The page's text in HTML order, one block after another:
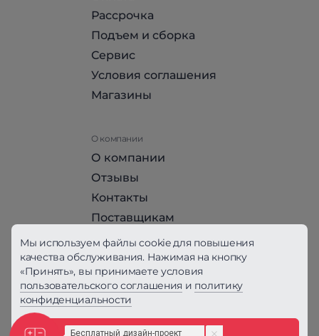
Рассрочка
Подъем и сборка
Сервис
Условия соглашения
Магазины
О компании
О компании
Отзывы
Контакты
Поставщикам
Стать партнером HomeHit
Политика конфиденциальности
Вся информация на сайте, за исключением
офертой, определяемой положениями ст. 437
Мы используем файлы cookie для повышения
качества обслуживания. Нажимая на кнопку
«Принять», вы принимаете условия
пользовательского соглашения и политику
конфиденциальности
Принять
Бесплатный дизайн-проект